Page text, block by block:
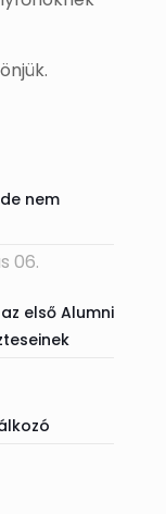
nem
06.
első Alumni